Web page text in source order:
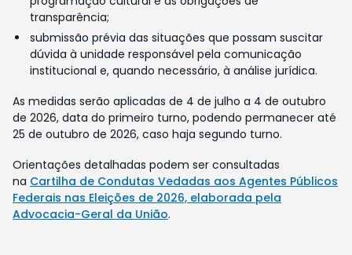
transparência;
submissão prévia das situações que possam suscitar
dúvida à unidade responsável pela comunicação
institucional e, quando necessário, à análise jurídica.
As medidas serão aplicadas de 4 de julho a 4 de outubro
de 2026, data do primeiro turno, podendo permanecer até
25 de outubro de 2026, caso haja segundo turno.
Orientações detalhadas podem ser consultadas
na Cartilha de Condutas Vedadas aos Agentes Públicos
Federais nas Eleições de 2026, elaborada pela
Advocacia-Geral da União.